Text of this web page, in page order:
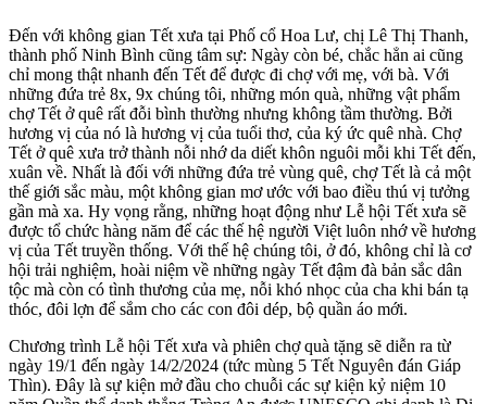
Đến với không gian Tết xưa tại Phố cổ Hoa Lư, chị Lê Thị Thanh,
thành phố Ninh Bình cũng tâm sự: Ngày còn bé, chắc hẳn ai cũng
chỉ mong thật nhanh đến Tết để được đi chợ với mẹ, với bà. Với
những đứa trẻ 8x, 9x chúng tôi, những món quà, những vật phẩm
chợ Tết ở quê rất đỗi bình thường nhưng không tầm thường. Bởi
hương vị của nó là hương vị của tuổi thơ, của ký ức quê nhà. Chợ
Tết ở quê xưa trở thành nỗi nhớ da diết khôn nguôi mỗi khi Tết đến,
xuân về. Nhất là đối với những đứa trẻ vùng quê, chợ Tết là cả một
thế giới sắc màu, một không gian mơ ước với bao điều thú vị tưởng
gần mà xa. Hy vọng rằng, những hoạt động như Lễ hội Tết xưa sẽ
được tổ chức hàng năm để các thế hệ người Việt luôn nhớ về hương
vị của Tết truyền thống. Với thế hệ chúng tôi, ở đó, không chỉ là cơ
hội trải nghiệm, hoài niệm về những ngày Tết đậm đà bản sắc dân
tộc mà còn có tình thương của mẹ, nỗi khó nhọc của cha khi bán tạ
thóc, đôi lợn để sắm cho các con đôi dép, bộ quần áo mới.
Chương trình Lễ hội Tết xưa và phiên chợ quà tặng sẽ diễn ra từ
ngày 19/1 đến ngày 14/2/2024 (tức mùng 5 Tết Nguyên đán Giáp
Thìn). Đây là sự kiện mở đầu cho chuỗi các sự kiện kỷ niệm 10